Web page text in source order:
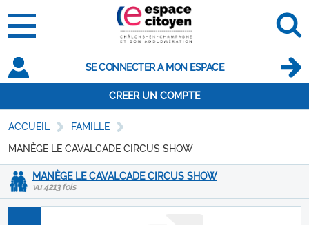
SE CONNECTER A MON ESPACE
CREER UN COMPTE
ACCUEIL
FAMILLE
MANÈGE LE CAVALCADE CIRCUS SHOW
MANÈGE LE CAVALCADE CIRCUS SHOW
vu 4213 fois